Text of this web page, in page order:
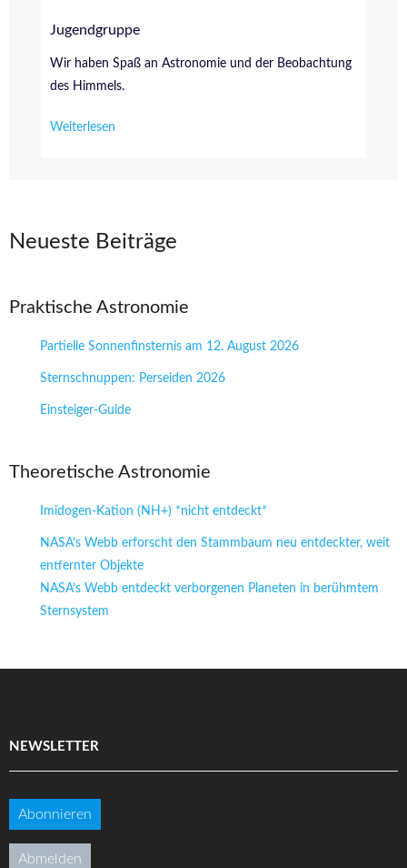
Jugendgruppe
Wir haben Spaß an Astronomie und der Beobachtung
des Himmels.
Weiterlesen
Neueste Beiträge
Praktische Astronomie
Partielle Sonnenfinsternis am 12. August 2026
Sternschnuppen: Perseiden 2026
Einsteiger-Guide
Theoretische Astronomie
Imidogen-Kation (NH+) *nicht entdeckt*
NASA’s Webb erforscht den Stammbaum neu entdeckter, weit
entfernter Objekte
NASA’s Webb entdeckt verborgenen Planeten in berühmtem
Sternsystem
NEWSLETTER
Abonnieren
Abmelden